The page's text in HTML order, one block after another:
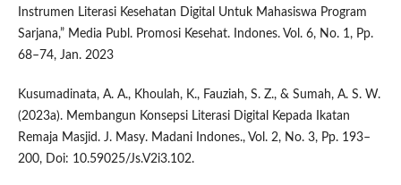
Instrumen Literasi Kesehatan Digital Untuk Mahasiswa Program
Sarjana,” Media Publ. Promosi Kesehat. Indones. Vol. 6, No. 1, Pp.
68–74, Jan. 2023
Kusumadinata, A. A., Khoulah, K., Fauziah, S. Z., & Sumah, A. S. W.
(2023a). Membangun Konsepsi Literasi Digital Kepada Ikatan
Remaja Masjid. J. Masy. Madani Indones., Vol. 2, No. 3, Pp. 193–
200, Doi: 10.59025/Js.V2i3.102.